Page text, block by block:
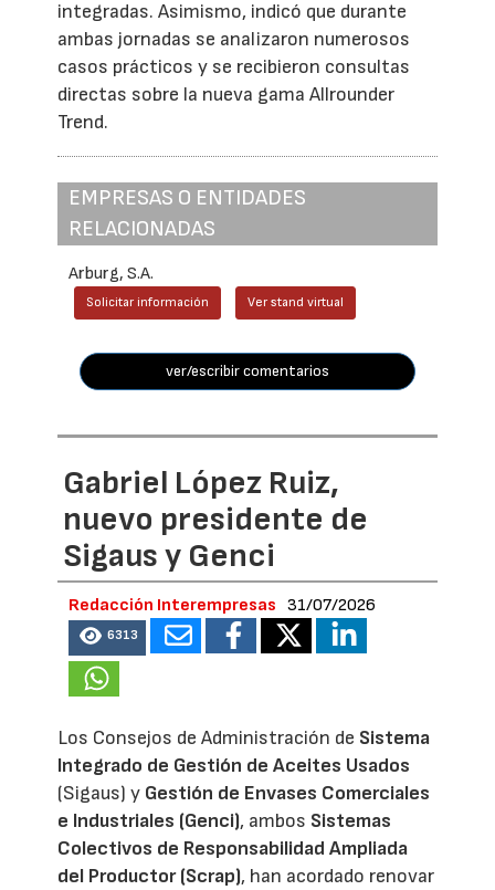
integradas. Asimismo, indicó que durante
ambas jornadas se analizaron numerosos
casos prácticos y se recibieron consultas
directas sobre la nueva gama Allrounder
Trend.
EMPRESAS O ENTIDADES
RELACIONADAS
Arburg, S.A.
Solicitar información Ver stand virtual
ver/escribir comentarios
Gabriel López Ruiz,
nuevo presidente de
Sigaus y Genci
Redacción Interempresas 31/07/2026
6313
Los Consejos de Administración de Sistema
Integrado de Gestión de Aceites Usados
(Sigaus) y Gestión de Envases Comerciales
e Industriales (Genci), ambos Sistemas
Colectivos de Responsabilidad Ampliada
del Productor (Scrap), han acordado renovar